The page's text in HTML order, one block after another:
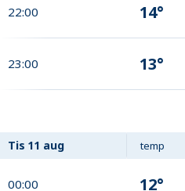
22:00 14°
23:00 13°
Tis 11 aug temp
00:00 12°